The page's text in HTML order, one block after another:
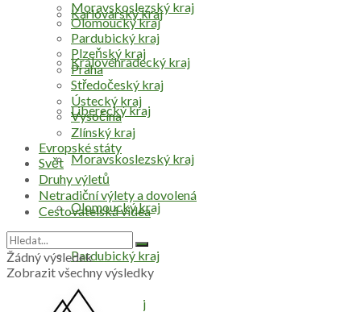
Karlovarský kraj
Královéhradecký kraj
Liberecký kraj
Moravskoslezský kraj
Olomoucký kraj
Pardubický kraj
Plzeňský kraj
Moravskoslezský kraj
Olomoucký kraj
Pardubický kraj
Plzeňský kraj
Praha
Středočeský kraj
Ústecký kraj
Vysočina
Zlínský kraj
Evropské státy
Svět
Druhy výletů
Netradiční výlety a dovolená
Cestovatelská videa
Žádný výsledek
Zobrazit všechny výsledky